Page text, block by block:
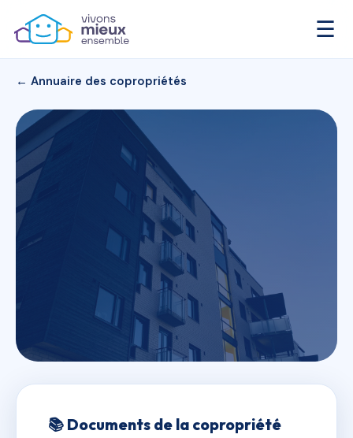
☰
← Annuaire des copropriétés
SDC Le Saint Michel
📚 Documents de la copropriété